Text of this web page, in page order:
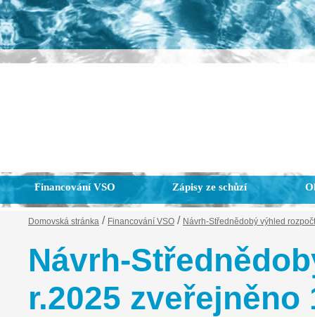
Financování VSO Zápisy ze schůzí
Domovská stránka / Financování VSO / Návrh-Střednědobý výhled
Návrh-
r.2025 zveřejněno